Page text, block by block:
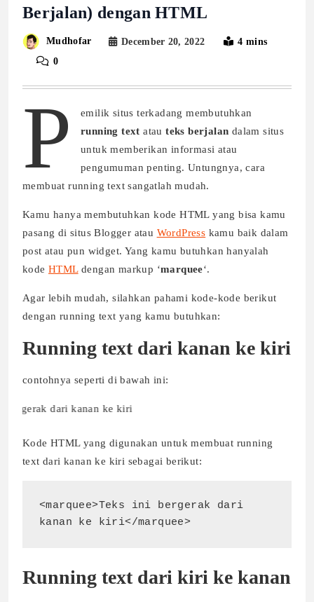
Berjalan) dengan HTML
Mudhofar December 20, 2022
4 mins
0
P
emilik situs terkadang membutuhkan
running textatauteks berjalan dalam situs
untuk memberikan informasi atau
pengumuman penting. Untungnya, cara
membuat running text sangatlah mudah.
Kamu hanya membutuhkan kode HTML yang bisa kamu
pasang di situs Blogger atau WordPress kamu baik dalam
post atau pun widget. Yang kamu butuhkan hanyalah
kode HTMLdengan markup ‘marquee‘.
Agar lebih mudah, silahkan pahami kode-kode berikut
dengan running text yang kamu butuhkan:
Running text dari kanan ke kiri
contohnya seperti di bawah ini:
dari kanan ke kiri
Kode HTML yang digunakan untuk membuat running
text dari kanan ke kiri sebagai berikut:
<marquee>Teks ini bergerak dari
kanan ke kiri</marquee>
Running text dari kiri ke kanan